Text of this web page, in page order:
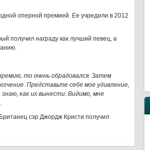
оперной премией. Ее учредили в 2012
получил награду как лучший певец, а
то очень обрадовался. Затем
Представьте себе мое удивление,
как их вынести. Видимо, мне
сэр Джордж Кристи получил